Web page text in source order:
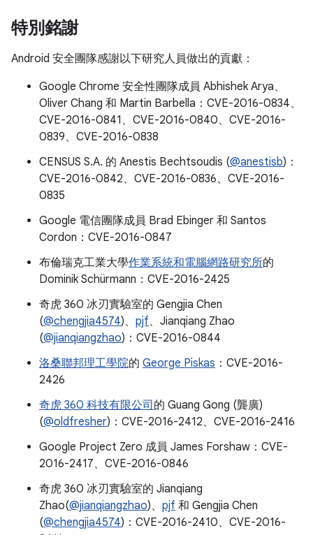
特別銘謝
Android 安全團隊感謝以下研究人員做出的貢獻：
Google Chrome 安全性團隊成員 Abhishek Arya、
Oliver Chang 和 Martin Barbella：CVE-2016-0834、
CVE-2016-0841、CVE-2016-0840、CVE-2016-
0839、CVE-2016-0838
CENSUS S.A. 的 Anestis Bechtsoudis (@anestisb)：
CVE-2016-0842、CVE-2016-0836、CVE-2016-
0835
Google 電信團隊成員 Brad Ebinger 和 Santos
Cordon：CVE-2016-0847
布倫瑞克工業大學作業系統和電腦網路研究所的
Dominik Schürmann：CVE-2016-2425
奇虎 360 冰刃實驗室的 Gengjia Chen
(@chengjia4574)、 pjf、Jianqiang Zhao
(@jianqiangzhao)：CVE-2016-0844
洛桑聯邦理工學院的 George Piskas ：CVE-2016-
2426
奇虎 360 科技有限公司 的 Guang Gong (龔廣)
(@oldfresher)：CVE-2016-2412、CVE-2016-2416
Google Project Zero 成員 James Forshaw：CVE-
2016-2417、CVE-2016-0846
奇虎 360 冰刃實驗室的 Jianqiang
Zhao(@jianqiangzhao)、 pjf 和 Gengjia Chen
(@chengjia4574)：CVE-2016-2410、CVE-2016-